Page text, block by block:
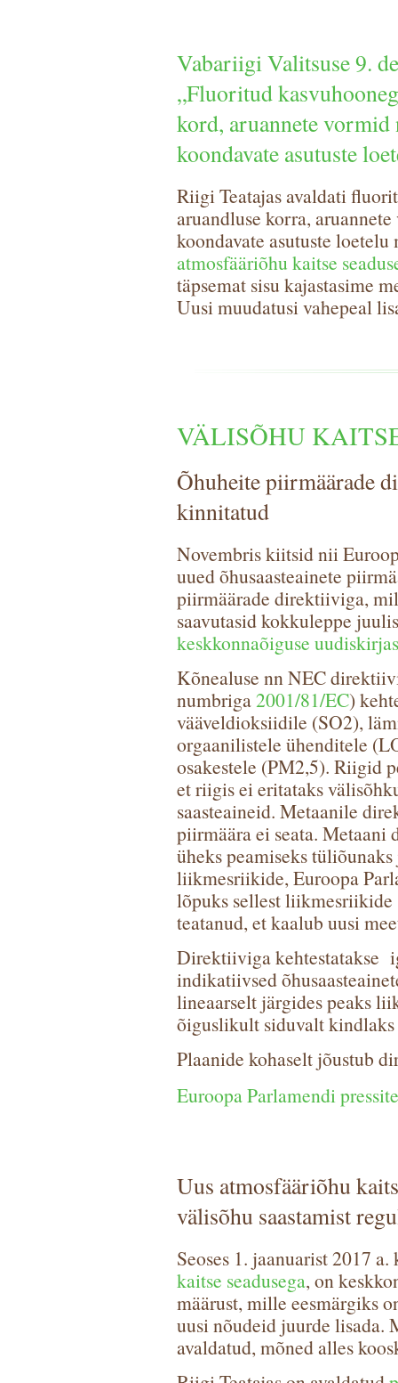
Vabariigi Valitsuse 9.
„Fluoritud
kord, aruannete
koondavate asutuste
Riigi Teatajas avaldati
aruandluse korra,
koondavate asutuste
atmosfääriõhu kaitse
täpsemat sisu kajastasime
Uusi muudatusi vahepeal
VÄLISÕHU
Õhuheite piirmäärade
kinnitatud
Novembris kiitsid nii
uued õhusaasteainete
piirmäärade direktiiviga,
saavutasid kokkuleppe
keskkonnaõiguse
Kõnealuse nn NEC
numbriga2001/81/EC)
vääveldioksiidile (SO2),
orgaanilistele ühenditele
osakestele (PM2,5). Riigid
et riigis ei eritataks
saasteaineid. Metaanile
piirmäära ei seata.
üheks peamiseks
liikmesriikide, Euroopa
lõpuks sellest
teatanud, et kaalub uusi
Direktiiviga kehtestatakse
indikatiivsed
lineaarselt järgides peaks
õiguslikult siduvalt kindlaks
Plaanide kohaselt jõustub
Euroopa Parlamendi
Uus atmosfääriõhu
välisõhu saastamist
Seoses 1. jaanuarist 2017
kaitse seadusega, on
määrust, mille eesmärgiks
uusi nõudeid juurde lisada.
avaldatud, mõned alles